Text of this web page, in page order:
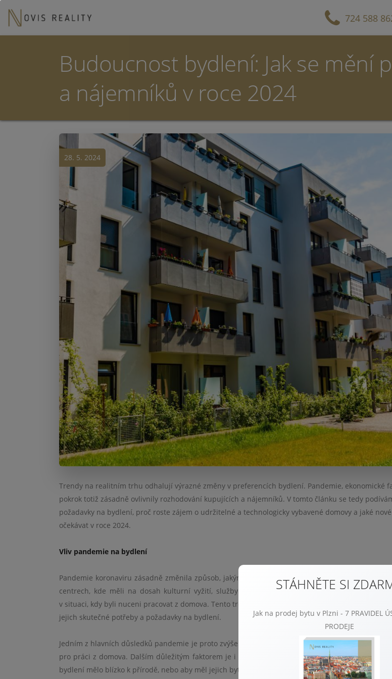
724 588
Budoucnost bydlení: Jak se mění
a nájemníků v roce 2024
28. 5. 2024
Trendy na realitním trhu odhalují výrazné změny v preferencích bydlení. Pandemie, ekonomické
pokrok totiž zásadně ovlivnily rozhodování kupujících a nájemníků. V tomto článku se tedy
požadavky na bydlení, proč roste zájem o udržitelné a technologicky vybavené domovy a jaké
očekávat v roce 2024.
Vliv pandemie na bydlení
Pandemie koronaviru zásadně změnila způsob, jakým lidé přistupují k bydlení. Dříve lidé
centrech, kde měli na dosah kulturní vyžití, služby i svoji kancelář. Avšak s nástupem
v situaci, kdy byli nuceni pracovat z domova. Tento trend home office způsobil, že lidé začali více
jejich skutečné potřeby a požadavky na bydlení.
Jedním z hlavních důsledků pandemie je proto zvýšený zájem o větší byty a rodinné domy, které
pro práci z domova. Dalším důležitým faktorem je i větší důraz na kvalitu života a zdraví. Lidé
bydlení mělo blízko k přírodě, nebo aby měl jejich byt alespoň balkon, kde mohou trávit čas na
STÁHNĚTE SI
Jak na prodej bytu v Plzni - 7 PRAVIDEL
PRODEJE